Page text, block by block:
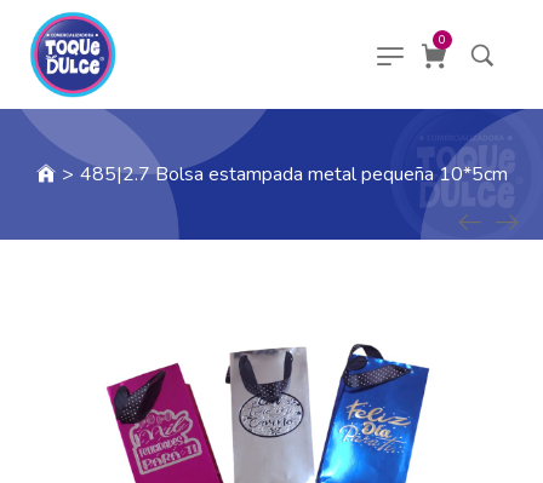
0
> 485|2.7 Bolsa estampada metal pequeña 10*5cm